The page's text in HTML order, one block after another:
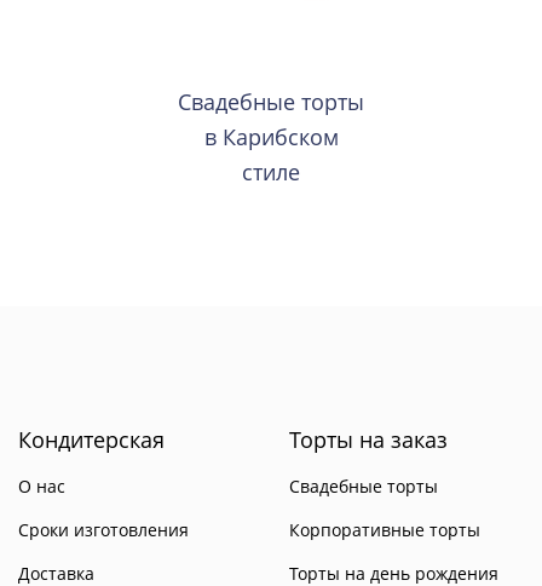
Свадебные торты
в Карибском
стиле
Кондитерская
О нас
Сроки изготовления
Доставка
Торты на заказ
Свадебные торты
Корпоративные торты
Торты на день рождения